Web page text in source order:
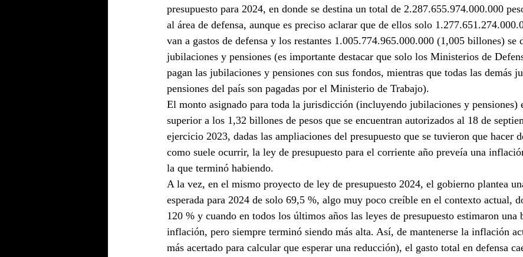
presupuesto para 2024, en donde se destina un total de 2.287.655.974.000.000
al área de defensa, aunque es preciso aclarar que de ellos solo
van a gastos de defensa y los restantes 1.005.774.965.000.000 (1,005 billones) se
jubilaciones y pensiones (es importante destacar que solo los Ministerios de
pagan las jubilaciones y pensiones con sus fondos, mientras que todas las demás
pensiones del país son pagadas por el Ministerio de Trabajo).
El monto asignado para toda la jurisdicción (incluyendo jubilaciones y pensiones)
superior a los 1,32 billones de pesos que se encuentran autorizados al 18 de
ejercicio 2023, dadas las ampliaciones del presupuesto que se tuvieron que hacer
como suele ocurrir, la ley de presupuesto para el corriente año preveía una
la que terminó habiendo.
A la vez, en el mismo proyecto de ley de presupuesto 2024, el gobierno plantea
esperada para 2024 de solo 69,5 %, algo muy poco creíble en el contexto actual,
120 % y cuando en todos los últimos años las leyes de presupuesto estimaron una
inflación, pero siempre terminó siendo más alta. Así, de mantenerse la inflación
más acertado para calcular que esperar una reducción), el gasto total en defensa